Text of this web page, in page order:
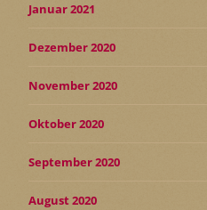
Januar 2021
Dezember 2020
November 2020
Oktober 2020
September 2020
August 2020